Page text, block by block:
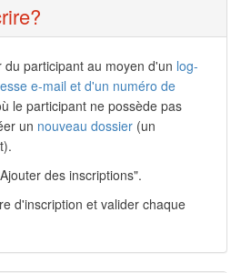
participant au moyen d'un log-
e-mail et d'un numéro de
le participant ne possède pas
un nouveau dossier (un
des inscriptions".
d'inscription et valider chaque